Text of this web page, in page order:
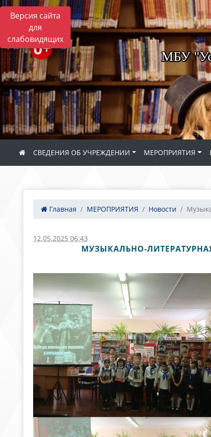
Версия сайта
для
слабовидящих
МБУ
СВЕДЕНИЯ ОБ УЧРЕЖДЕНИИ МЕРОПРИЯТИЯ
Главная МЕРОПРИЯТИЯ Новости
12.05.2025 06:43
МУЗЫКАЛЬНО-